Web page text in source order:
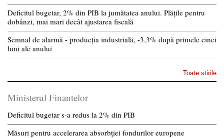
Deficitul bugetar, 2% din PIB la jumătatea anului. Plățile pentru
dobânzi, mai mari decât ajustarea fiscală
Semnal de alarmă - producția industrială, -3,3% după primele cinci
luni ale anului
Toate stirile
Ministerul Finantelor
Deficitul bugetar s-a redus la 2% din PIB
Măsuri pentru accelerarea absorbției fondurilor europene